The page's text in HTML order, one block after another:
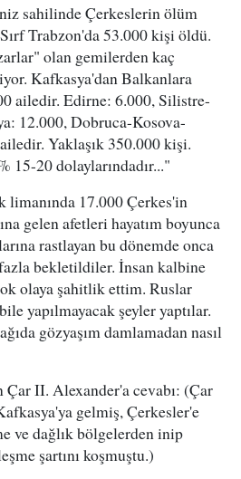
sahilinde Çerkeslerin ölüm
Trabzon'da 53.000 kişi öldü.
olan gemilerden kaç
Kafkasya'dan Balkanlara
ailedir. Edirne: 6.000, Silistre-
12.000, Dobruca-Kosova-
Yaklaşık 350.000 kişi.
15-20 dolaylarındadır..."
limanında 17.000 Çerkes'in
gelen afetleri hayatım boyunca
rastlayan bu dönemde onca
bekletildiler. İnsan kalbine
olaya şahitlik ettim. Ruslar
yapılmayacak şeyler yaptılar.
gözyaşım damlamadan nasıl
Çar II. Alexander'a cevabı: (Çar
gelmiş, Çerkesler'e
ve dağlık bölgelerden inip
şartını koşmuştu.)